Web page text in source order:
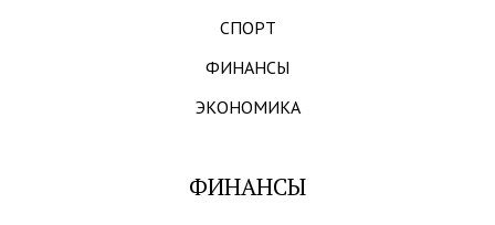
СПОРТ
ФИНАНСЫ
ЭКОНОМИКА
ФИНАНСЫ